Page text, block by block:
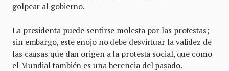
golpear al gobierno.
La presidenta puede sentirse molesta por las protestas;
sin embargo, este enojo no debe desvirtuar la validez de
las causas que dan origen a la protesta social, que como
el Mundial también es una herencia del pasado.